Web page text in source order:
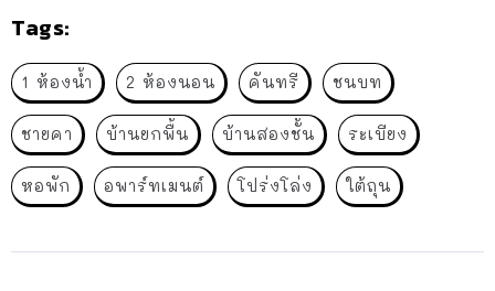
Tags:
1 ห้องน้ำ 2 ห้องนอน คันทรี ชนบท
ชายคา บ้านยกพื้น บ้านสองชั้น ระเบียง
หอพัก อพาร์ทเมนต์ โปร่งโล่ง ใต้ถุน